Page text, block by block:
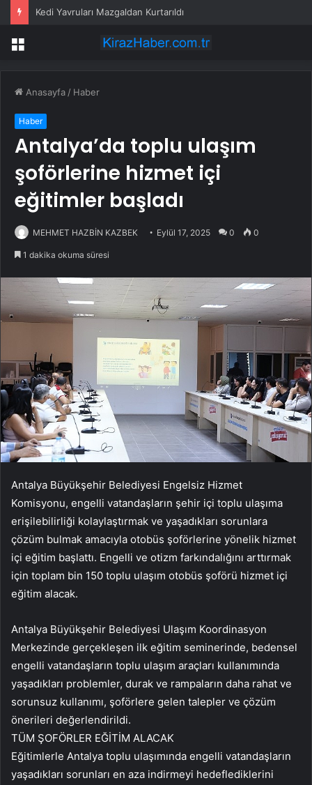
Kedi Yavruları Mazgaldan Kurtarıldı
Menü
Anasayfa / Haber
Haber
Antalya’da toplu ulaşım
şoförlerine hizmet içi
eğitimler başladı
MEHMET HAZBİN KAZBEK Eylül 17, 2025 0 0
1 dakika okuma süresi
Antalya Büyükşehir Belediyesi Engelsiz Hizmet
Komisyonu, engelli vatandaşların şehir içi toplu ulaşıma
erişilebilirliği kolaylaştırmak ve yaşadıkları sorunlara
çözüm bulmak amacıyla otobüs şoförlerine yönelik hizmet
içi eğitim başlattı. Engelli ve otizm farkındalığını arttırmak
için toplam bin 150 toplu ulaşım otobüs şoförü hizmet içi
eğitim alacak.
Antalya Büyükşehir Belediyesi Ulaşım Koordinasyon
Merkezinde gerçekleşen ilk eğitim seminerinde, bedensel
engelli vatandaşların toplu ulaşım araçları kullanımında
yaşadıkları problemler, durak ve rampaların daha rahat ve
sorunsuz kullanımı, şoförlere gelen talepler ve çözüm
önerileri değerlendirildi.
TÜM ŞOFÖRLER EĞİTİM ALACAK
Eğitimlerle Antalya toplu ulaşımında engelli vatandaşların
yaşadıkları sorunları en aza indirmeyi hedeflediklerini